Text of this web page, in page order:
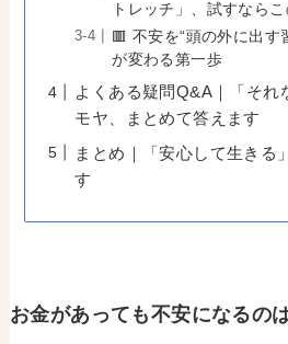
トレッチ」、試すなら
🟥 不安を“頭の外に出す
が変わる第一歩
よくある疑問Q&A｜「それ
モヤ、まとめて答えます
まとめ｜「安心して生きる
す
お金があっても不安になるの